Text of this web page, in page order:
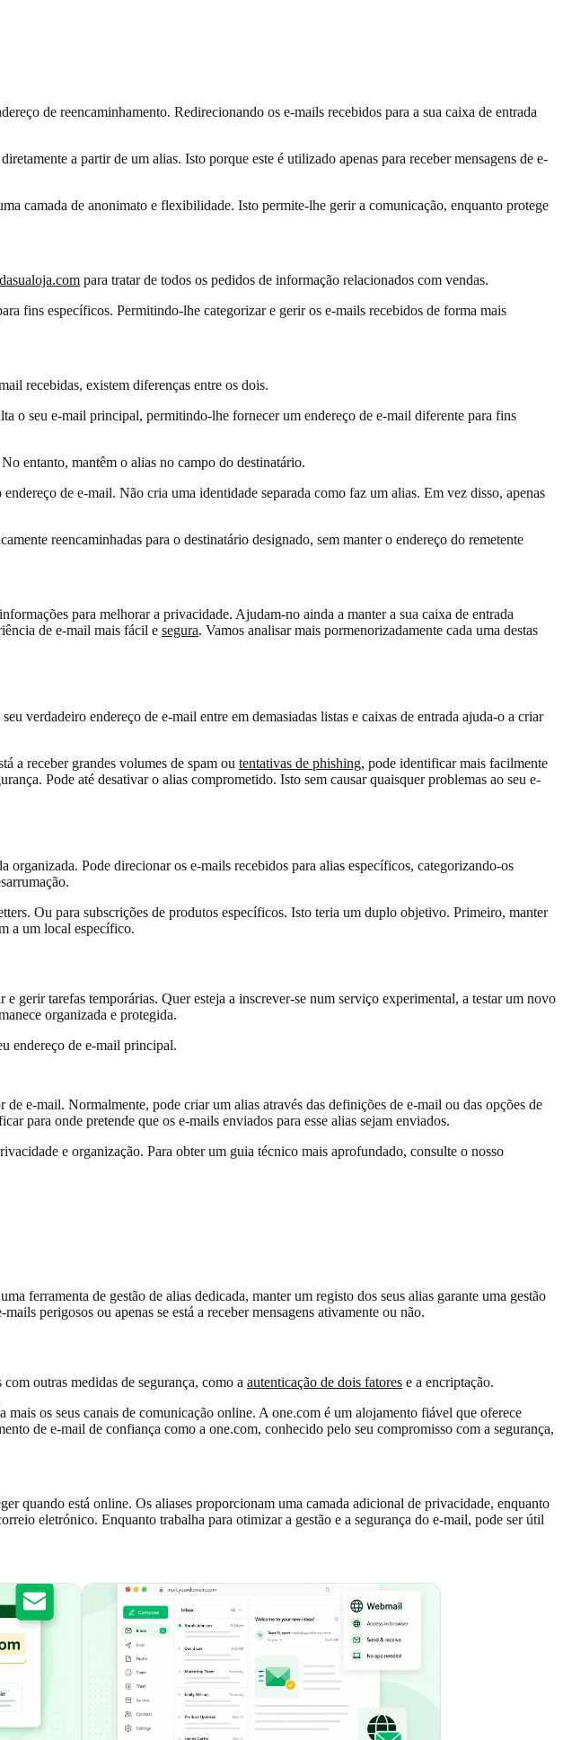
de reencaminhamento. Redirecionando os e-mails recebidos para a sua caixa de entrada
a partir de um alias. Isto porque este é utilizado apenas para receber mensagens de e-
camada de anonimato e flexibilidade. Isto permite-lhe gerir a comunicação, enquanto protege
para tratar de todos os pedidos de informação relacionados com vendas.
fins específicos. Permitindo-lhe categorizar e gerir os e-mails recebidos de forma mais
recebidas, existem diferenças entre os dois.
o seu e-mail principal, permitindo-lhe fornecer um endereço de e-mail diferente para fins
entanto, mantêm o alias no campo do destinatário.
de e-mail. Não cria uma identidade separada como faz um alias. Em vez disso, apenas
reencaminhadas para o destinatário designado, sem manter o endereço do remetente
para melhorar a privacidade. Ajudam-no ainda a manter a sua caixa de entrada
de e-mail mais fácil e segura. Vamos analisar mais pormenorizadamente cada uma destas
verdadeiro endereço de e-mail entre em demasiadas listas e caixas de entrada ajuda-o a criar
a receber grandes volumes de spam ou tentativas de phishing, pode identificar mais facilmente
Pode até desativar o alias comprometido. Isto sem causar quaisquer problemas ao seu e-
Pode direcionar os e-mails recebidos para alias específicos, categorizando-os
Ou para subscrições de produtos específicos. Isto teria um duplo objetivo. Primeiro, manter
a um local específico.
gerir tarefas temporárias. Quer esteja a inscrever-se num serviço experimental, a testar um novo
organizada e protegida.
endereço de e-mail principal.
e-mail. Normalmente, pode criar um alias através das definições de e-mail ou das opções de
para onde pretende que os e-mails enviados para esse alias sejam enviados.
e organização. Para obter um guia técnico mais aprofundado, consulte o nosso
ferramenta de gestão de alias dedicada, manter um registo dos seus alias garante uma gestão
perigosos ou apenas se está a receber mensagens ativamente ou não.
outras medidas de segurança, como a autenticação de dois fatores e a encriptação.
os seus canais de comunicação online. A one.com é um alojamento fiável que oferece
de e-mail de confiança como a one.com, conhecido pelo seu compromisso com a segurança,
quando está online. Os aliases proporcionam uma camada adicional de privacidade, enquanto
eletrónico. Enquanto trabalha para otimizar a gestão e a segurança do e-mail, pode ser útil